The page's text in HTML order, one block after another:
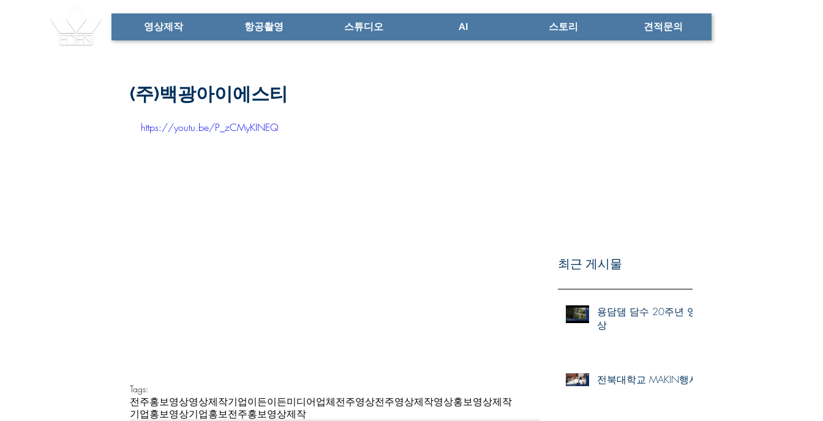
영상제작 항공촬영 스튜디오 AI 스토리 견적문의
(주)백광아이에스티
https://youtu.be/P_zCMyKINEQ
Tags:
전주홍보영상영상제작기업이든이든미디어업체전주영상전주영상제작영상홍보영상제작
기업홍보영상기업홍보전주홍보영상제작
최근 게시물
용담댐 담수 20주년 영
상
전북대학교 MAKIN행사